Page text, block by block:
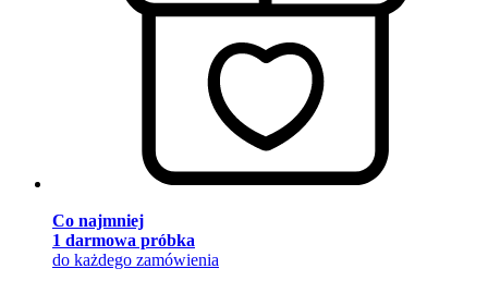
Co najmniej
1 darmowa próbka
do każdego zamówienia